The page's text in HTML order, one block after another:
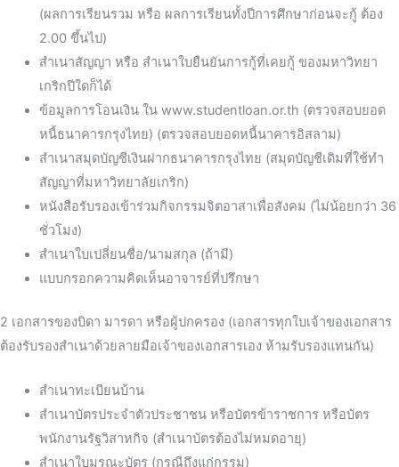
(ผลการเรียนรวม หรือ ผลการเรียนทั้งปีการศึกษาก่อนจะกู้ ต้อง
2.00 ขึ้นไป)
สำเนาสัญญา หรือ สำเนาใบยืนยันการกู้ที่เคยกู้ ของมหาวิทยา
เกริกปีใดก็ได้
ข้อมูลการโอนเงิน ใน www.studentloan.or.th (ตรวจสอบยอด
หนี้ธนาคารกรุงไทย) (ตรวจสอบยอดหนี้นาคารอิสลาม)
สำเนาสมุดบัญชีเงินฝากธนาคารกรุงไทย (สมุดบัญชีเดิมที่ใช้ทำ
สัญญาที่มหาวิทยาลัยเกริก)
หนังสือรับรองเข้าร่วมกิจกรรมจิตอาสาเพื่อสังคม (ไม่น้อยกว่า 36
ชั่วโมง)
สำเนาใบเปลี่ยนชื่อ/นามสกุล (ถ้ามี)
แบบกรอกความคิดเห็นอาจารย์ที่ปรึกษา
2 เอกสารของบิดา มารดา หรือผู้ปกครอง (เอกสารทุกใบเจ้าของเอกสาร
ต้องรับรองสำเนาด้วยลายมือเจ้าของเอกสารเอง ห้ามรับรองแทนกัน)
สำเนาทะเบียนบ้าน
สำเนาบัตรประจำตัวประชาชน หรือบัตรข้าราชการ หรือบัตร
พนักงานรัฐวิสาหกิจ (สำเนาบัตรต้องไม่หมดอายุ)
สำเนาใบมรณะบัตร (กรณีถึงแก่กรรม)